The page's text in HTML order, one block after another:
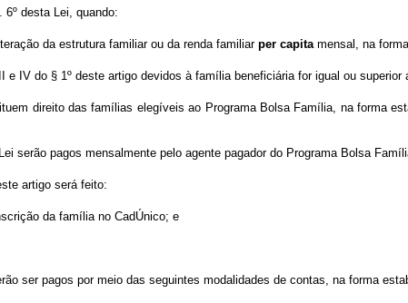
6º desta Lei, quando:
da estrutura familiar ou da renda familiar per capitamensal, na
IV do § 1º deste artigo devidos à família beneficiária for igual ou
direito das famílias elegíveis ao Programa Bolsa Família, na forma
serão pagos mensalmente pelo agente pagador do Programa Bolsa
artigo será feito:
da família no CadÚnico; e
ser pagos por meio das seguintes modalidades de contas, na forma